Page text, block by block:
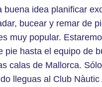
buena idea planificar
bucear y remar de
muy popular.
pie hasta el equipo de
calas de Mallorca.
lleguas al Club Nàutic